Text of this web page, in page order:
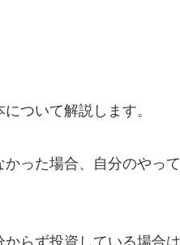
ついて解説します。
った場合、自分のやっ